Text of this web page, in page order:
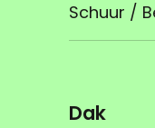
Schuur /
Dak